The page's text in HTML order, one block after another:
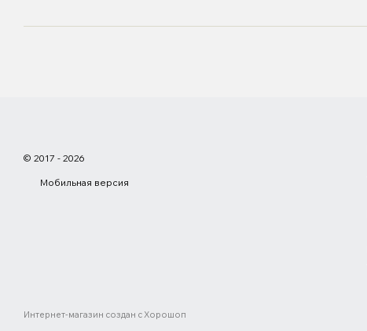
© 2017 - 2026
Мобильная версия
Интернет-магазин создан с Хорошоп